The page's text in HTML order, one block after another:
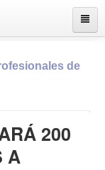
de
200
A